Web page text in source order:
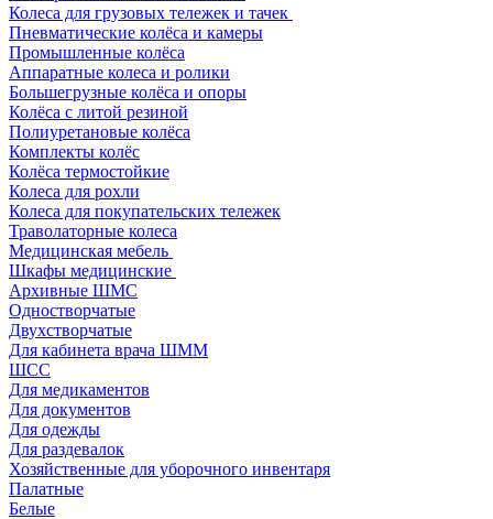
Колеса для грузовых тележек и тачек
Пневматические колёса и камеры
Промышленные колёса
Аппаратные колеса и ролики
Большегрузные колёса и опоры
Колёса с литой резиной
Полиуретановые колёса
Комплекты колёс
Колёса термостойкие
Колеса для рохли
Колеса для покупательских тележек
Траволаторные колеса
Медицинская мебель
Шкафы медицинские
Архивные ШМС
Одностворчатые
Двухстворчатые
Для кабинета врача ШММ
ШСС
Для медикаментов
Для документов
Для одежды
Для раздевалок
Хозяйственные для уборочного инвентаря
Палатные
Белые